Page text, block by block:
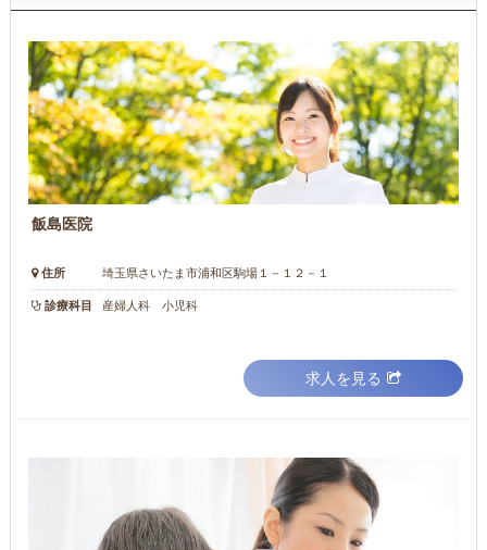
飯島医院
住所 埼玉県さいたま市浦和区駒場１－１２－１
診療科目 産婦人科 小児科
求人を見る